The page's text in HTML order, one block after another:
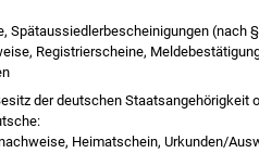
Spätaussiedlerbescheinigungen (nach §
Registrierscheine,
der deutschen Staatsangehörigkeit
Heimatschein, Urkunden/